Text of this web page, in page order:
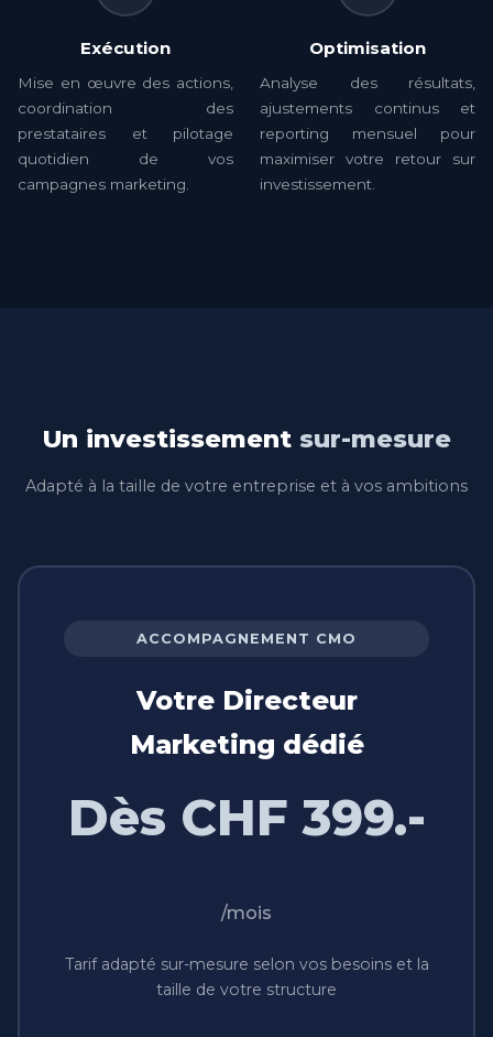
Exécution
Mise en œuvre des actions,
coordination des
prestataires et pilotage
quotidien de vos
campagnes marketing.
Optimisation
Analyse des résultats,
ajustements continus et
reporting mensuel pour
maximiser votre retour sur
investissement.
Un investissement sur-mesure
Adapté à la taille de votre entreprise et à vos ambitions
ACCOMPAGNEMENT CMO
Votre Directeur
Marketing dédié
Dès CHF 399.-
/mois
Tarif adapté sur-mesure selon vos besoins et la
taille de votre structure